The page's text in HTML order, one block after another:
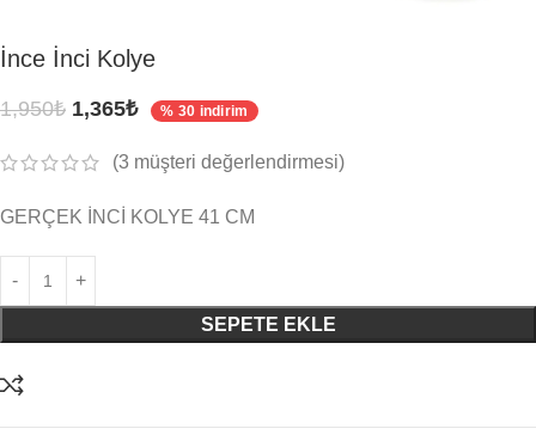
İnce İnci Kolye
1,950₺ 1,365₺ % 30 indirim
(3 müşteri değerlendirmesi)
GERÇEK İNCİ KOLYE 41 CM
SEPETE EKLE